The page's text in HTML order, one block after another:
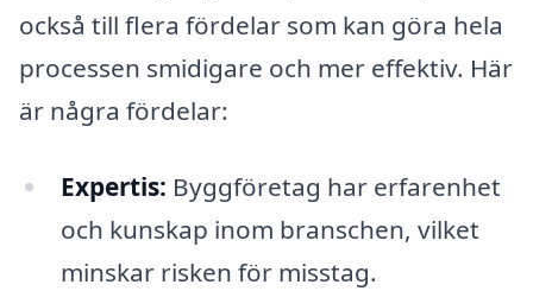
också till flera fördelar som kan göra hela
processen smidigare och mer effektiv. Här
är några fördelar:
Expertis: Byggföretag har erfarenhet
och kunskap inom branschen, vilket
minskar risken för misstag.